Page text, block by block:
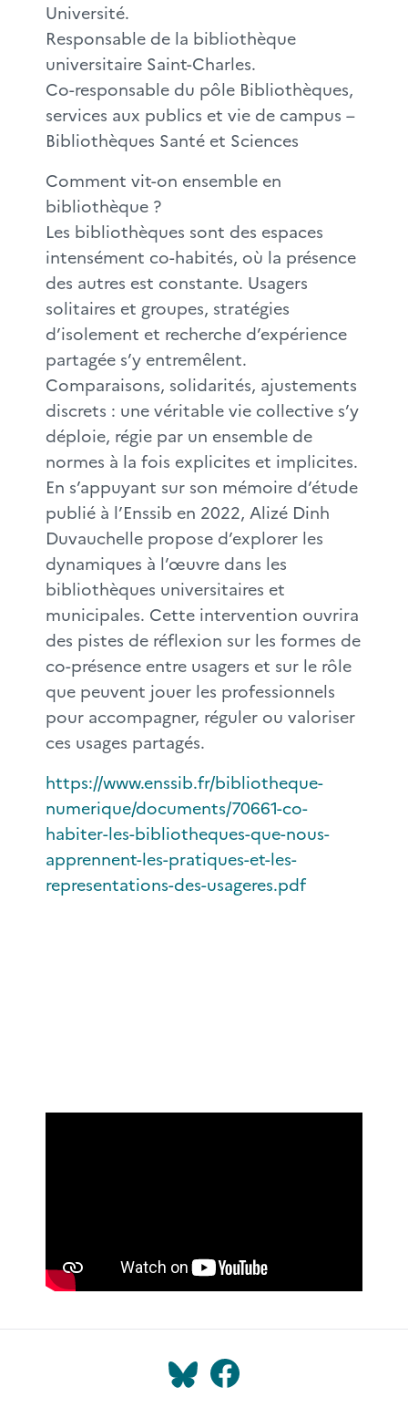
Université.
Responsable de la bibliothèque
universitaire Saint-Charles.
Co-responsable du pôle Bibliothèques,
services aux publics et vie de campus –
Bibliothèques Santé et Sciences
Comment vit-on ensemble en
bibliothèque ?
Les bibliothèques sont des espaces
intensément co-habités, où la présence
des autres est constante. Usagers
solitaires et groupes, stratégies
d’isolement et recherche d’expérience
partagée s’y entremêlent.
Comparaisons, solidarités, ajustements
discrets : une véritable vie collective s’y
déploie, régie par un ensemble de
normes à la fois explicites et implicites.
En s’appuyant sur son mémoire d’étude
publié à l’Enssib en 2022, Alizé Dinh
Duvauchelle propose d’explorer les
dynamiques à l’œuvre dans les
bibliothèques universitaires et
municipales. Cette intervention ouvrira
des pistes de réflexion sur les formes de
co-présence entre usagers et sur le rôle
que peuvent jouer les professionnels
pour accompagner, réguler ou valoriser
ces usages partagés.
https://www.enssib.fr/bibliotheque-
numerique/documents/70661-co-
habiter-les-bibliotheques-que-nous-
apprennent-les-pratiques-et-les-
representations-des-usageres.pdf